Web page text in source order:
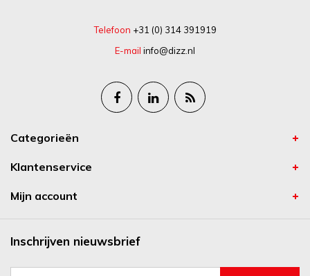
Telefoon +31 (0) 314 391919
E-mail info@dizz.nl
Categorieën
Klantenservice
Mijn account
Inschrijven nieuwsbrief